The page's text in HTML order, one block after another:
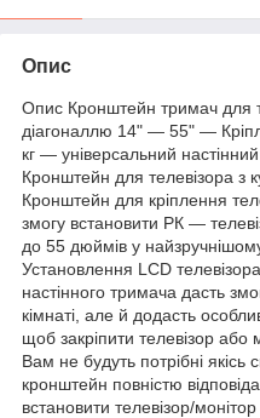
Опис
Опис Кронштейн тримач для
діагоналлю 14" — 55" —
кг — універсальний
Кронштейн для телевізора з
Кронштейн для кріплення
змогу встановити РК —
до 55 дюймів у
Установлення LCD
настінного тримача дасть
кімнаті, але й додасть
щоб закріпити телевізор або
Вам не будуть потрібні якісь
кронштейн повністю
встановити телевізор/